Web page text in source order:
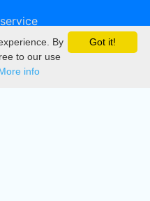
Got it!
By
to our use
info